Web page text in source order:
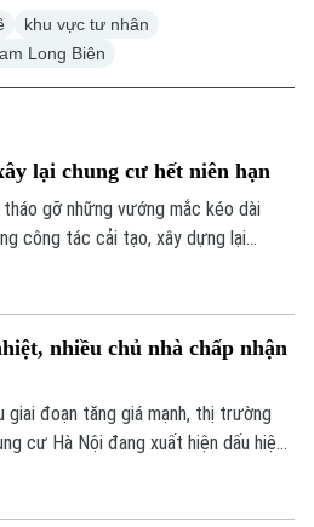
khu vực tư nhân
Long Biên
lại chung cư hết niên hạn
gỡ những vướng mắc kéo dài
công tác cải tạo, xây dựng lại
niên hạn sử dụng.
nhiều chủ nhà chấp nhận
giai đoạn tăng giá mạnh, thị trường
cư Hà Nội đang xuất hiện dấu hiệu